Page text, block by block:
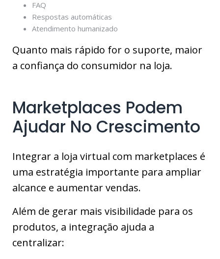
FAQ
Respostas automáticas
Atendimento humanizado
Quanto mais rápido for o suporte, maior
a confiança do consumidor na loja.
Marketplaces Podem
Ajudar No Crescimento
Integrar a loja virtual com marketplaces é
uma estratégia importante para ampliar
alcance e aumentar vendas.
Além de gerar mais visibilidade para os
produtos, a integração ajuda a
centralizar: